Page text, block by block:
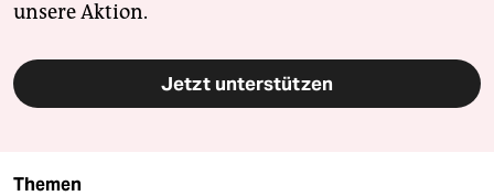
unsere Aktion.
Jetzt unterstützen
Themen